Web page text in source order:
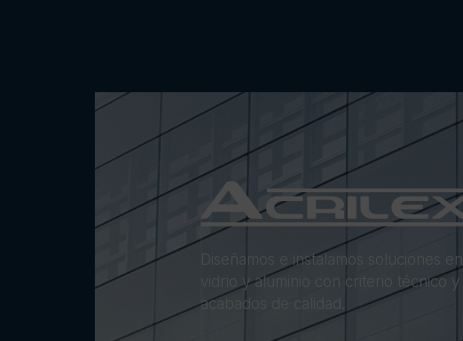
Diseñamos e instalamos soluciones en
vidrio y aluminio con criterio técnico y
acabados de calidad.